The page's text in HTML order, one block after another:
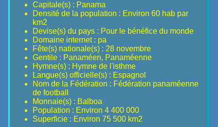
Capitale(s) : Panama
Densité de la population : Environ 60 hab par
km2
Devise(s) du pays : Pour le bénéfice du monde
Domaine internet : pa
Fête(s) nationale(s) : 28 novembre
Gentile : Panaméen, Panaméenne
Hymne(s) : Hymne de l'isthme
Langue(s) officielle(s) : Espagnol
Nom de la Fédération : Fédération panaméenne
de football
Monnaie(s) : Balboa
Population : Environ 4 400 000
Superficie : Environ 75 500 km2